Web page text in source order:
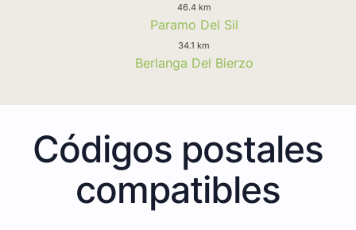
46.4 km
Paramo Del Sil
34.1 km
Berlanga Del Bierzo
Códigos postales
compatibles